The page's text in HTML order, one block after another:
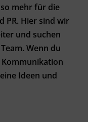
mehr für die
PR. Hier sind wir
und suchen
Wenn du
Ideen und